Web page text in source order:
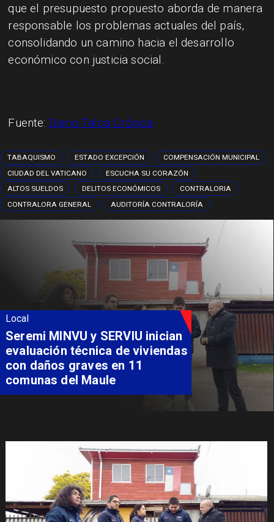
que el presupuesto propuesto aborda de manera
responsable los problemas actuales del país,
consolidando un camino hacia el desarrollo
económico con justicia social.
Fuente: Diario Talca Crónica
TABAQUISMO ESTADO EXCEPCIÓN
COMPENSACIÓN MUNICIPAL
CIUDAD DEL VATICANO
ESCUCHA SU CORAZÓN
ALTOS SUELDOS
DELITOS ECONÓMICOS
CONTRALORIA
CONTRALORA GENERAL
AUDITORÍA CONTRALORÍA
Local
Seremi MINVU y SERVIU inician
evaluación técnica de viviendas
con daños graves en 11
comunas del Maule